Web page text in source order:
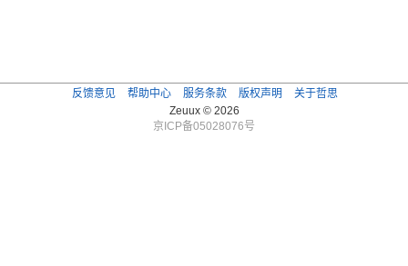
反馈意见 帮助中心 服务条款 版权声明
关于哲思
Zeuux © 2026
京ICP备05028076号